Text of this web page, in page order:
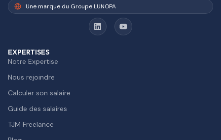
Une marque du Groupe LUNOPA
EXPERTISES
Notre Expertise
Nous rejoindre
Calculer son salaire
Guide des salaires
TJM Freelance